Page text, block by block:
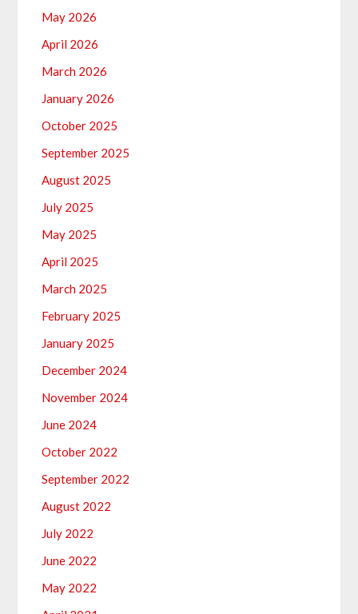
May 2026
April 2026
March 2026
January 2026
October 2025
September 2025
August 2025
July 2025
May 2025
April 2025
March 2025
February 2025
January 2025
December 2024
November 2024
June 2024
October 2022
September 2022
August 2022
July 2022
June 2022
May 2022